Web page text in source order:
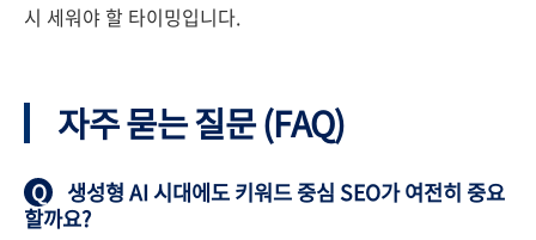
시 세워야 할 타이밍입니다.
자주 묻는 질문 (FAQ)
Q
생성형 AI 시대에도 키워드 중심 SEO가 여전히 중요
할까요?